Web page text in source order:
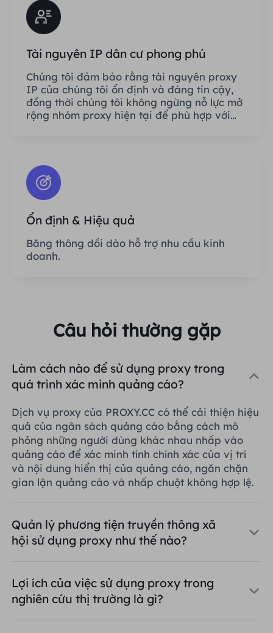
Tài nguyên IP dân cư phong phú
Chúng tôi đảm bảo rằng tài nguyên proxy
IP của chúng tôi ổn định và đáng tin cậy,
đồng thời chúng tôi không ngừng nỗ lực mở
rộng nhóm proxy hiện tại để phù hợp với
Ổn định & Hiệu quả
Băng thông dồi dào hỗ trợ nhu cầu kinh
doanh.
Câu hỏi thường gặp
Làm cách nào để sử dụng proxy trong
quá trình xác minh quảng cáo?
Dịch vụ proxy của PROXY.CC có thể cải thiện hiệu
quả của ngân sách quảng cáo bằng cách mô
phỏng những người dùng khác nhau nhấp vào
quảng cáo để xác minh tính chính xác của vị trí
và nội dung hiển thị của quảng cáo, ngăn chặn
gian lận quảng cáo và nhấp chuột không hợp lệ.
Quản lý phương tiện truyền thông xã
hội sử dụng proxy như thế nào?
Lợi ích của việc sử dụng proxy trong
nghiên cứu thị trường là gì?